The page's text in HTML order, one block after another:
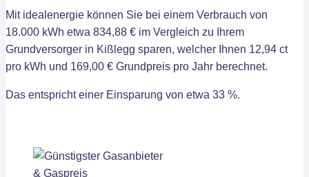
Mit idealenergie können Sie bei einem Verbrauch von
18.000 kWh etwa 834,88 € im Vergleich zu Ihrem
Grundversorger in Kißlegg sparen, welcher Ihnen 12,94 ct
pro kWh und 169,00 € Grundpreis pro Jahr berechnet.
Das entspricht einer Einsparung von etwa 33 %.